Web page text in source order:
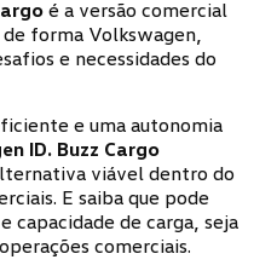
é a versão comercial
forma Volkswagen,
e necessidades do
e uma autonomia
ID. Buzz Cargo
viável dentro do
E saiba que pode
capacidade de carga, seja
comerciais.